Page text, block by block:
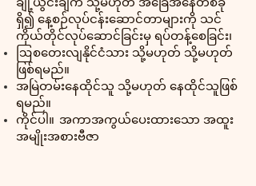
ရှိ၍ နေ့စဉ်လုပ်ငန်းဆောင်တာများကို သင်
ကိုယ်တိုင်လုပ်ဆောင်ခြင်းမှ ရပ်တန့်စေခြင်း၊
ဩစတေးလျနိုင်ငံသား သို့မဟုတ် သို့မဟုတ်
ဖြစ်ရမည်။
အမြဲတမ်းနေထိုင်သူ သို့မဟုတ် နေထိုင်သူဖြစ်
ရမည်။
ကိုင်ပါ။ အကာအကွယ်ပေးထားသော အထူး
အမျိုးအစားဗီဇာ